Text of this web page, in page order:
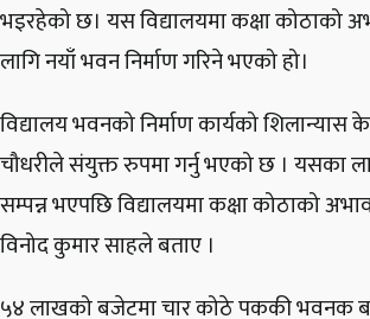
भइरहेको छ। यस विद्यालयमा कक्षा कोठाको
लागि नयाँ भवन निर्माण गरिने भएको हो।
विद्यालय भवनको निर्माण कार्यको
चौधरीले संयुक्त रुपमा गर्नु भएको छ । यसका
सम्पन्न भएपछि विद्यालयमा कक्षा कोठाको
विनोद कुमार साहले बताए ।
५४ लाखको बजेटमा चार कोठे पककी भवनक